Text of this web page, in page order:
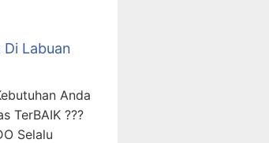
Labuan
Anda
TerBAIK ???
Selalu